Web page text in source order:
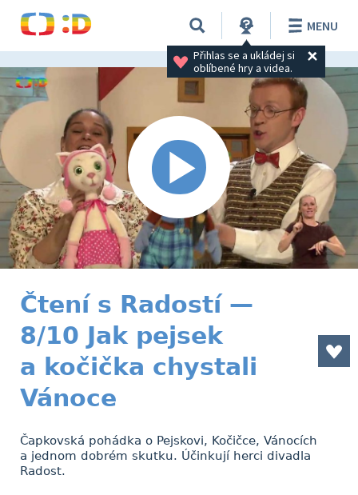
Přihlas se a ukládej si
oblíbené hry a videa.
MENU
Čtení s Radostí —
8/10 Jak pejsek
a kočička chystali
Vánoce
Čapkovská pohádka o Pejskovi, Kočičce, Vánocích
a jednom dobrém skutku. Účinkují herci divadla
Radost.